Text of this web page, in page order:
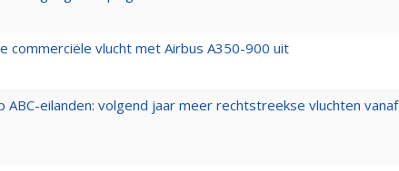
commerciële vlucht met Airbus A350-900 uit
ABC-eilanden: volgend jaar meer rechtstreekse vluchten vanaf